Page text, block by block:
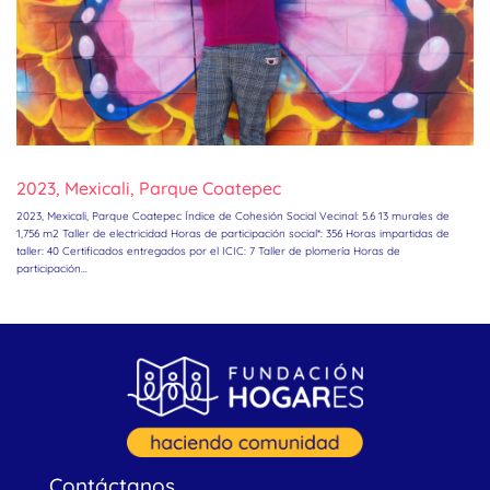
2023, Mexicali, Parque Coatepec
2023, Mexicali, Parque Coatepec Índice de Cohesión Social Vecinal: 5.6 13 murales de
1,756 m2 Taller de electricidad Horas de participación social*: 356 Horas impartidas de
taller: 40 Certificados entregados por el ICIC: 7 Taller de plomería Horas de
participación...